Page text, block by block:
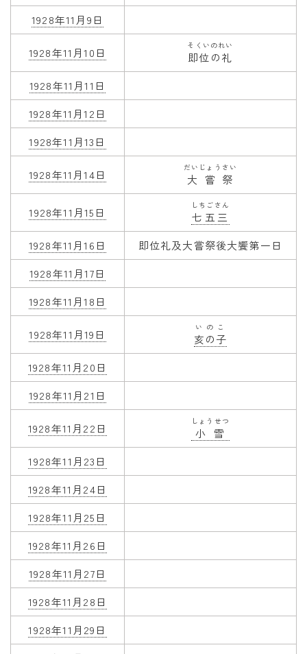
1928年11月9日
1928年11月10日 即位の礼
そくいのれい
1928年11月11日
1928年11月12日
1928年11月13日
1928年11月14日 大嘗祭
だいじょうさい
1928年11月15日 七五三
しちごさん
1928年11月16日
即位礼及大嘗祭後大饗第一日
1928年11月17日
1928年11月18日
1928年11月19日 亥の子
いのこ
1928年11月20日
1928年11月21日
1928年11月22日 小雪
しょうせつ
1928年11月23日
1928年11月24日
1928年11月25日
1928年11月26日
1928年11月27日
1928年11月28日
1928年11月29日